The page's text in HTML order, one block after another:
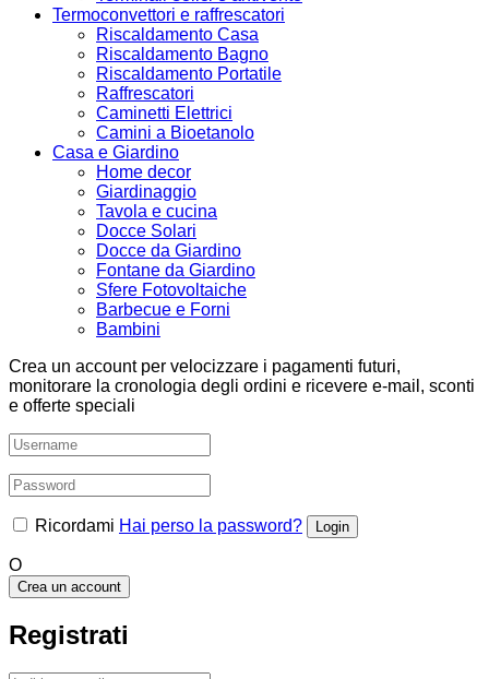
Termoconvettori e raffrescatori
Riscaldamento Casa
Riscaldamento Bagno
Riscaldamento Portatile
Raffrescatori
Caminetti Elettrici
Camini a Bioetanolo
Casa e Giardino
Home decor
Giardinaggio
Tavola e cucina
Docce Solari
Docce da Giardino
Fontane da Giardino
Sfere Fotovoltaiche
Barbecue e Forni
Bambini
Crea un account per velocizzare i pagamenti futuri,
monitorare la cronologia degli ordini e ricevere e-mail, sconti
e offerte speciali
Ricordami Hai perso la password?
O
Crea un account
Registrati